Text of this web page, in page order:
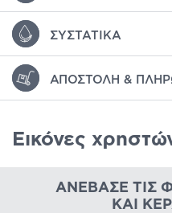
ΣΥΣΤΑΤΙΚΆ
ΑΠΟΣΤΟΛΉ &
Εικόνες
ΑΝΈΒΑΣΕ ΤΙΣ
ΚΑΙ